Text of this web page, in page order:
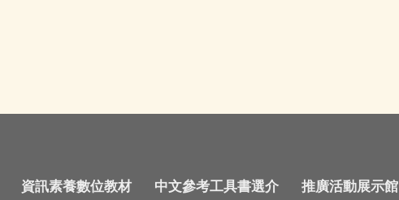
資訊素養數位教材 中文參考工具書選介 推廣活動展示館